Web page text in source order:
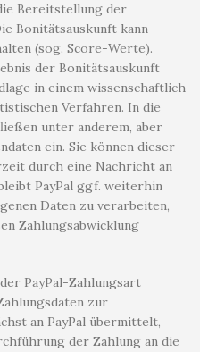
Bereitstellung der
Bonitätsauskunft kann
(sog. Score-Werte).
der Bonitätsauskunft
in einem wissenschaftlich
Verfahren. In die
unter anderem, aber
ein. Sie können dieser
durch eine Nachricht an
PayPal ggf. weiterhin
Daten zu verarbeiten,
Zahlungsabwicklung
PayPal-Zahlungsart
zur
an PayPal übermittelt,
der Zahlung an die